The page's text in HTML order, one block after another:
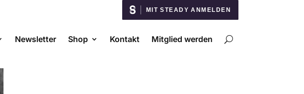
MIT STEADY ANMELDEN
Newsletter Shop Kontakt Mitglied werden